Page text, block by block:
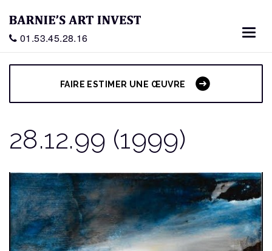
01.53.45.28.16
FAIRE ESTIMER UNE ŒUVRE
28.12.99 (1999)